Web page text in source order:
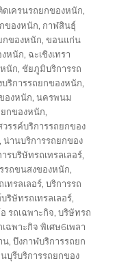
ดเครนรถยกของหนัก,
ของหนัก, กาฬสินธุ์
กของหนัก,ขอนแก่น
หนัก, ฉะเชิงเทรา
นัก, ชัยภูมิบริการรถ
บริการรถยกของหนัก,
องหนัก,นครพนม
กของหนัก,
รรค์บริการรถยกของ
,น่านบริการรถยกของ
รบริษัทรถเทรลเลอร์,
รถขนสงของหนัก,
ทรลเลอร์,บริการรถ
ริษัทรถเทรลเลอร์,
รถเฉพาะกิจ,บริษัทรถ
ฉพาะกิจ พิเศษ6เพลา
น,บึงกาฬบริการรถยก
บุรีบริการรถยกของ